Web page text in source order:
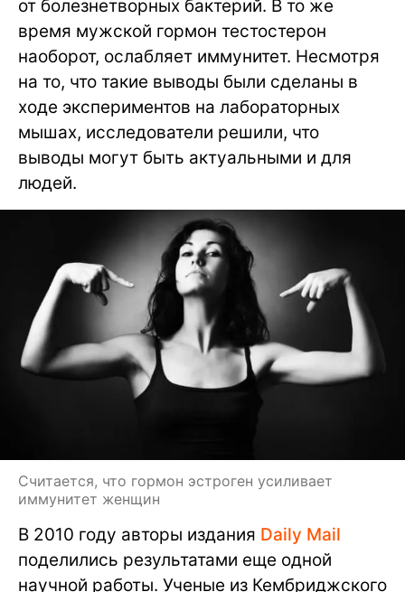
от болезнетворных бактерий. В то же
время мужской гормон тестостерон
наоборот, ослабляет иммунитет. Несмотря
на то, что такие выводы были сделаны в
ходе экспериментов на лабораторных
мышах, исследователи решили, что
выводы могут быть актуальными и для
людей.
Считается, что гормон эстроген усиливает
иммунитет женщин
В 2010 году авторы издания Daily Mail
поделились результатами еще одной
научной работы. Ученые из Кембриджского